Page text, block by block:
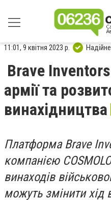
11:01, 9 квітня 2023 р.
Brave
армії та
винахідництва
Платформа Brave
компанією
винаходів
можуть змінити хід